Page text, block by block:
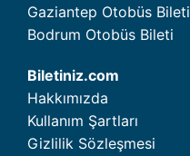
Gaziantep Otobüs Bileti
Bodrum Otobüs Bileti
Biletiniz.com
Hakkımızda
Kullanım Şartları
Gizlilik Sözleşmesi